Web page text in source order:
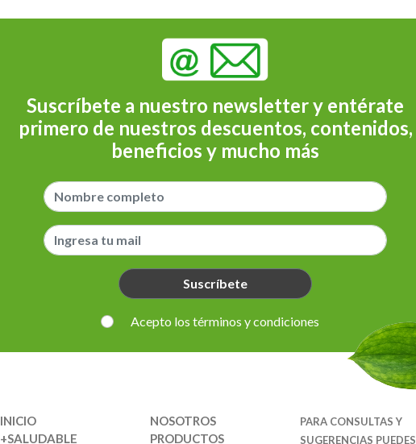
Suscríbete a nuestro newsletter y entérate
primero de nuestros descuentos, contenidos,
beneficios y mucho más
Suscríbete
Acepto los términos y condiciones
INICIO
+SALUDABLE
NOSOTROS
PRODUCTOS
PARA CONSULTAS Y
SUGERENCIAS PUEDES